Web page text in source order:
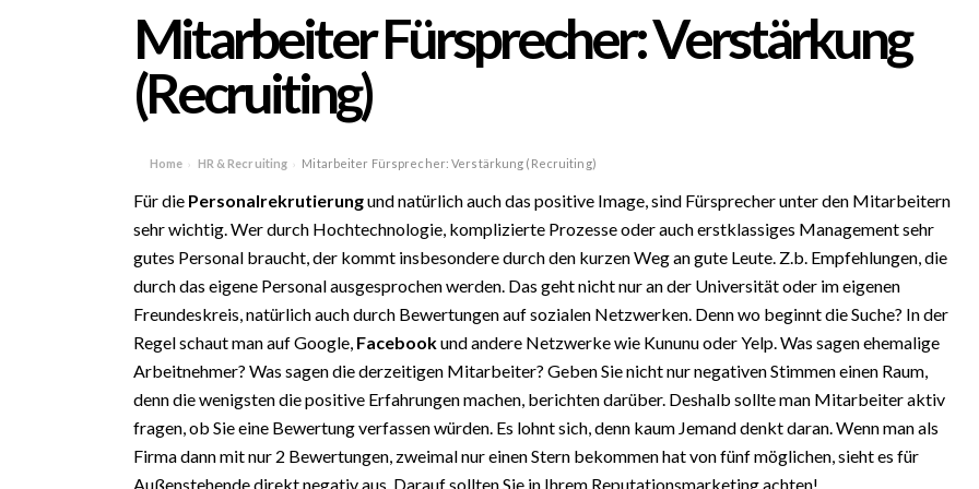
Mitarbeiter Fürsprecher: Verstärkung
(Recruiting)
Home › HR & Recruiting › Mitarbeiter Fürsprecher: Verstärkung (Recruiting)
Für die Personalrekrutierungund natürlich auch das positive Image, sind Fürsprecher unter den Mitarbeitern
sehr wichtig. Wer durch Hochtechnologie, komplizierte Prozesse oder auch erstklassiges Management sehr
gutes Personal braucht, der kommt insbesondere durch den kurzen Weg an gute Leute. Z.b. Empfehlungen, die
durch das eigene Personal ausgesprochen werden. Das geht nicht nur an der Universität oder im eigenen
Freundeskreis, natürlich auch durch Bewertungen auf sozialen Netzwerken. Denn wo beginnt die Suche? In der
Regel schaut man auf Google, Facebookund andere Netzwerke wie Kununu oder Yelp. Was sagen ehemalige
Arbeitnehmer? Was sagen die derzeitigen Mitarbeiter? Geben Sie nicht nur negativen Stimmen einen Raum,
denn die wenigsten die positive Erfahrungen machen, berichten darüber. Deshalb sollte man Mitarbeiter aktiv
fragen, ob Sie eine Bewertung verfassen würden. Es lohnt sich, denn kaum Jemand denkt daran. Wenn man als
Firma dann mit nur 2 Bewertungen, zweimal nur einen Stern bekommen hat von fünf möglichen, sieht es für
Außenstehende direkt negativ aus. Darauf sollten Sie in Ihrem Reputationsmarketing achten!